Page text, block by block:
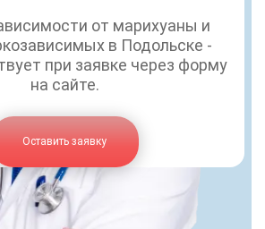
от марихуаны и
в Подольске -
при заявке через форму
на сайте.
Оставить заявку